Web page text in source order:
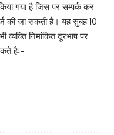
गया है जिस पर सम्पर्क कर
की जा सकती है। यह सुबह 10
निमांकित दूरभाष पर
हैः-